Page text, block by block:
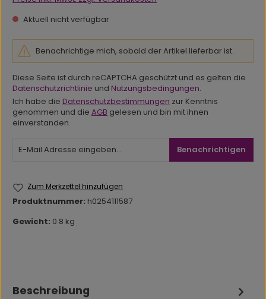
Aktuell nicht verfügbar
Benachrichtige mich, sobald der Artikel lieferbar ist.
Diese Seite ist durch reCAPTCHA geschützt und es gelten die
Datenschutzrichtlinie und Nutzungsbedingungen.
Ich habe die Datenschutzbestimmungen zur Kenntnis
genommen und die AGB gelesen und bin mit ihnen
einverstanden.
Benachrichtigen
Zum Merkzettel hinzufügen
Produktnummer: h0254111587
Gewicht: 0.8 kg
Beschreibung